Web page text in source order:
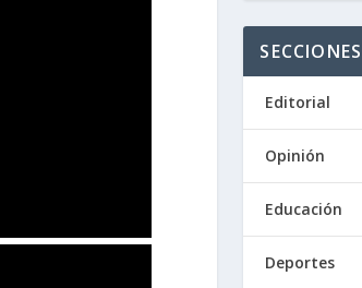
SECCIONES
Editorial
Opinión
Educación
Deportes